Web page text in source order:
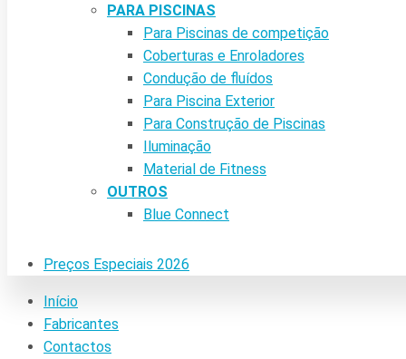
PARA PISCINAS
Para Piscinas de competição
Coberturas e Enroladores
Condução de fluídos
Para Piscina Exterior
Para Construção de Piscinas
Iluminação
Material de Fitness
OUTROS
Blue Connect
Preços Especiais 2026
Início
Fabricantes
Contactos